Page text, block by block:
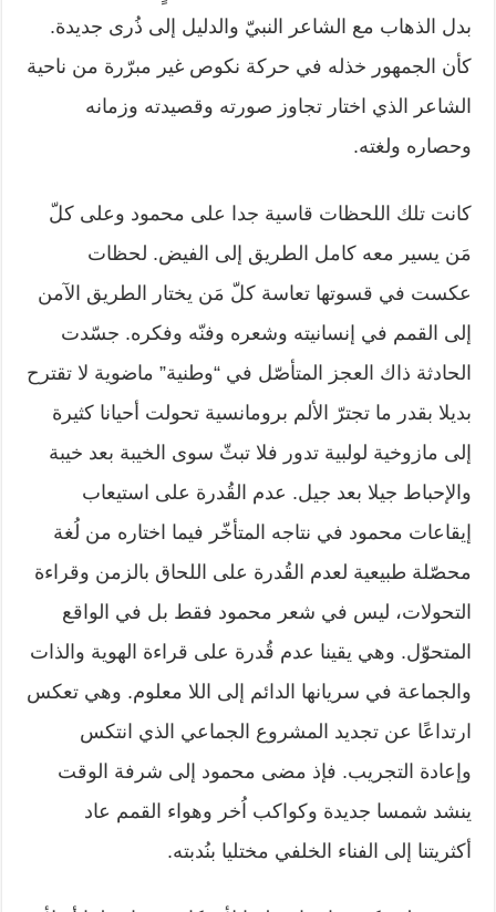
بدل الذهاب مع الشاعر النبيّ والدليل إلى ذُرى جديدة.
كأن الجمهور خذله في حركة نكوص غير مبرّرة من ناحية
الشاعر الذي اختار تجاوز صورته وقصيدته وزمانه
وحصاره ولغته.
كانت تلك اللحظات قاسية جدا على محمود وعلى كلّ
مَن يسير معه كامل الطريق إلى الفيض. لحظات
عكست في قسوتها تعاسة كلّ مَن يختار الطريق الآمن
إلى القمم في إنسانيته وشعره وفنّه وفكره. جسّدت
الحادثة ذاك العجز المتأصّل في “وطنية” ماضوية لا تقترح
بديلا بقدر ما تجترّ الألم برومانسية تحولت أحيانا كثيرة
إلى مازوخية لولبية تدور فلا تبثّ سوى الخيبة بعد خيبة
والإحباط جيلا بعد جيل. عدم القُدرة على استيعاب
إيقاعات محمود في نتاجه المتأخّر فيما اختاره من لُغة
محصّلة طبيعية لعدم القُدرة على اللحاق بالزمن وقراءة
التحولات، ليس في شعر محمود فقط بل في الواقع
المتحوّل. وهي يقينا عدم قُدرة على قراءة الهوية والذات
والجماعة في سريانها الدائم إلى اللا معلوم. وهي تعكس
ارتداعًا عن تجديد المشروع الجماعي الذي انتكس
وإعادة التجريب. فإذ مضى محمود إلى شرفة الوقت
ينشد شمسا جديدة وكواكب اُخر وهواء القمم عاد
أكثريتنا إلى الفناء الخلفي مختليا بنُدبته.